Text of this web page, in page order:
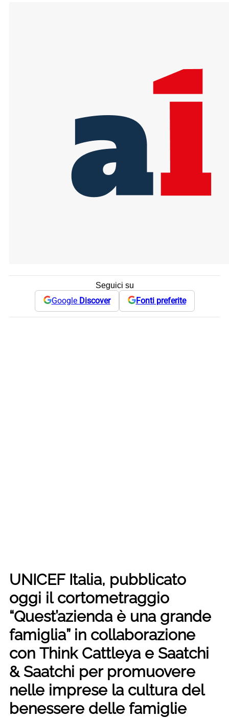
Seguici su
Google Discover Fonti preferite
UNICEF Italia, pubblicato
oggi il cortometraggio
“Quest’azienda è una grande
famiglia” in collaborazione
con Think Cattleya e Saatchi
& Saatchi per promuovere
nelle imprese la cultura del
benessere delle famiglie